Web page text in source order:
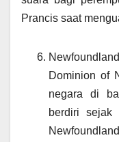
Prancis saat
Newfoundland
Dominion of
negara di
berdiri sejak